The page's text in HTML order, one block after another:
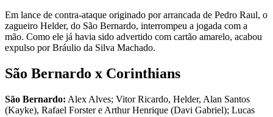
Em lance de contra-ataque originado por arrancada de Pedro Raul, o
zagueiro Helder, do São Bernardo, interrompeu a jogada com a
mão. Como ele já havia sido advertido com cartão amarelo, acabou
expulso por Bráulio da Silva Machado.
São Bernardo x Corinthians
São Bernardo: Alex Alves; Vitor Ricardo, Helder, Alan Santos
(Kayke), Rafael Forster e Arthur Henrique (Davi Gabriel); Lucas